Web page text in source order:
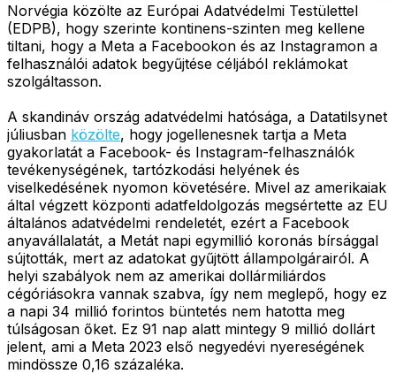
Norvégia közölte az Európai Adatvédelmi Testülettel
(EDPB), hogy szerinte kontinens-szinten meg kellene
tiltani, hogy a Meta a Facebookon és az Instagramon a
felhasználói adatok begyűjtése céljából reklámokat
szolgáltasson.
A skandináv ország adatvédelmi hatósága, a Datatilsynet
júliusban közölte, hogy jogellenesnek tartja a Meta
gyakorlatát a Facebook- és Instagram-felhasználók
tevékenységének, tartózkodási helyének és
viselkedésének nyomon követésére. Mivel az amerikaiak
által végzett központi adatfeldolgozás megsértette az EU
általános adatvédelmi rendeletét, ezért a Facebook
anyavállalatát, a Metát napi egymillió koronás bírsággal
sújtották, mert az adatokat gyűjtött állampolgárairól. A
helyi szabályok nem az amerikai dollármiliárdos
cégóriásokra vannak szabva, így nem meglepő, hogy ez
a napi 34 millió forintos büntetés nem hatotta meg
túlságosan őket. Ez 91 nap alatt mintegy 9 millió dollárt
jelent, ami a Meta 2023 első negyedévi nyereségének
mindössze 0,16 százaléka.